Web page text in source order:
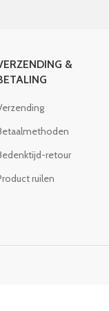
&
retour
ruilen